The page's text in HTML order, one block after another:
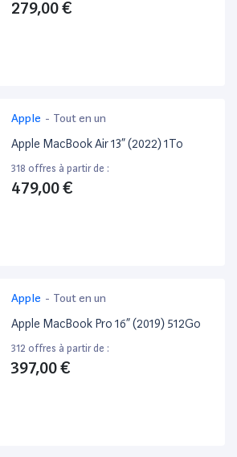
279,00 €
Apple - Tout en un
Apple MacBook Air 13” (2022) 1To
318 offres à partir de :
479,00 €
Apple - Tout en un
Apple MacBook Pro 16” (2019) 512Go
312 offres à partir de :
397,00 €